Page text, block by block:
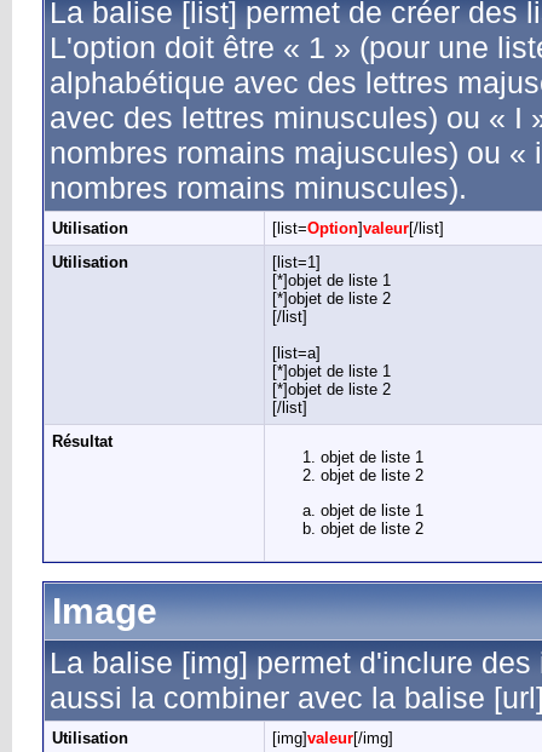
La balise [list] permet de créer des
L'option doit être « 1 » (pour une
alphabétique avec des lettres
avec des lettres minuscules) ou « I
nombres romains majuscules) ou
nombres romains minuscules).
Utilisation [list=Option]valeur[/list]
Utilisation
[list=1]
[*]objet de liste 1
[*]objet de liste 2
[/list]
[list=a]
[*]objet de liste 1
[*]objet de liste 2
[/list]
Résultat
objet de liste 1
objet de liste 2
objet de liste 1
objet de liste 2
Image
La balise [img] permet d'inclure
aussi la combiner avec la balise
Utilisation [img]valeur[/img]